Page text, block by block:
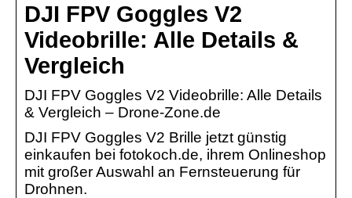
DJI FPV Goggles V2
Videobrille: Alle Details &
Vergleich
DJI FPV Goggles V2 Videobrille: Alle Details
& Vergleich – Drone-Zone.de
DJI FPV Goggles V2 Brille jetzt günstig
einkaufen bei fotokoch.de, ihrem Onlineshop
mit großer Auswahl an Fernsteuerung für
Drohnen.